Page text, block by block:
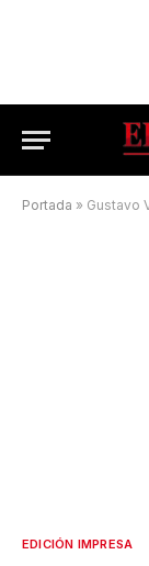
Portada » Gustavo
EDICIÓN IMPRESA